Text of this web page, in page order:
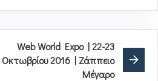
Web World Expo | 22-23
Οκτωβρίου 2016 | Ζάππειο
Μέγαρο